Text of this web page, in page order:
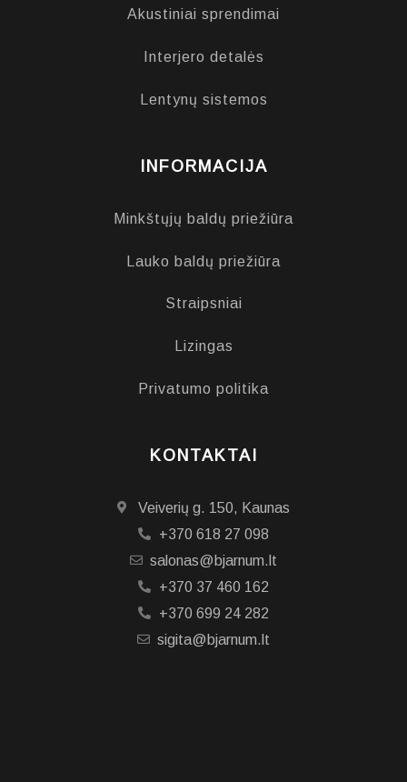
Akustiniai sprendimai
Interjero detalės
Lentynų sistemos
INFORMACIJA
Minkštųjų baldų priežiūra
Lauko baldų priežiūra
Straipsniai
Lizingas
Privatumo politika
KONTAKTAI
Veiverių g. 150, Kaunas
+370 618 27 098
salonas@bjarnum.lt
+370 37 460 162
+370 699 24 282
sigita@bjarnum.lt